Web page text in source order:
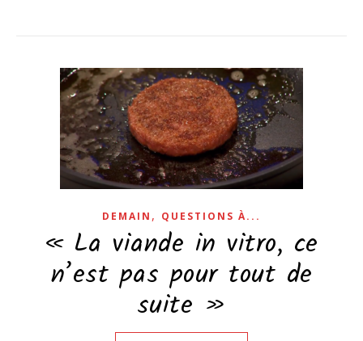
DEMAIN , QUESTIONS À...
« La viande in vitro, ce
n’est pas pour tout de
suite »